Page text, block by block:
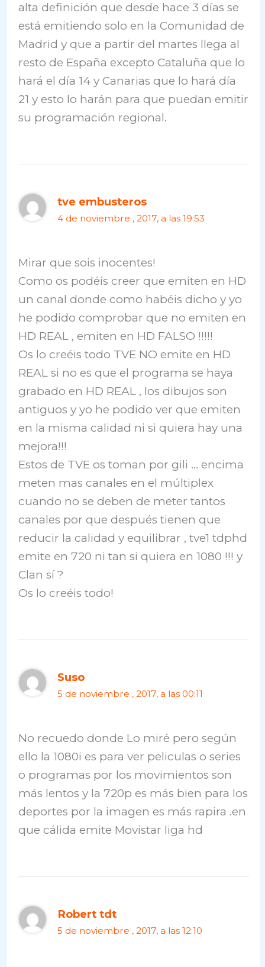
alta definición que desde hace 3 días se
está emitiendo solo en la Comunidad de
Madrid y que a partir del martes llega al
resto de España excepto Cataluña que lo
hará el día 14 y Canarias que lo hará día
21 y esto lo harán para que puedan emitir
su programación regional.
tve embusteros
4 de noviembre , 2017, a las 19:53
Mirar que sois inocentes!
Como os podéis creer que emiten en HD
un canal donde como habéis dicho y yo
he podido comprobar que no emiten en
HD REAL , emiten en HD FALSO !!!!!
Os lo creéis todo TVE NO emite en HD
REAL si no es que el programa se haya
grabado en HD REAL , los dibujos son
antiguos y yo he podido ver que emiten
en la misma calidad ni si quiera hay una
mejora!!!
Estos de TVE os toman por gili … encima
meten mas canales en el múltiplex
cuando no se deben de meter tantos
canales por que después tienen que
reducir la calidad y equilibrar , tve1 tdphd
emite en 720 ni tan si quiera en 1080 !!! y
Clan sí ?
Os lo creéis todo!
Suso
5 de noviembre , 2017, a las 00:11
No recuedo donde Lo miré pero según
ello la 1080i es para ver peliculas o series
o programas por los movimientos son
más lentos y la 720p es más bien para los
deportes por la imagen es más rapira .en
que cálida emite Movistar liga hd
Robert tdt
5 de noviembre , 2017, a las 12:10